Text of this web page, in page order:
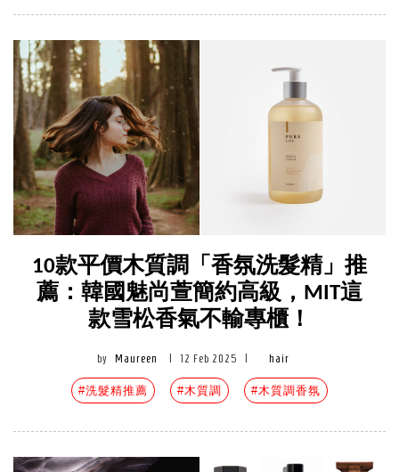
10款平價木質調「香氛洗髮精」推
薦：韓國魅尚萱簡約高級，MIT這
款雪松香氣不輸專櫃！
by Maureen 12 Feb 2025 hair
#洗髮精推薦 #木質調 #木質調香氛